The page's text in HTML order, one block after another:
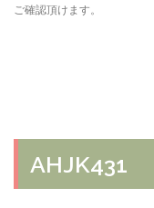
ご確認頂けます。
AHJK431